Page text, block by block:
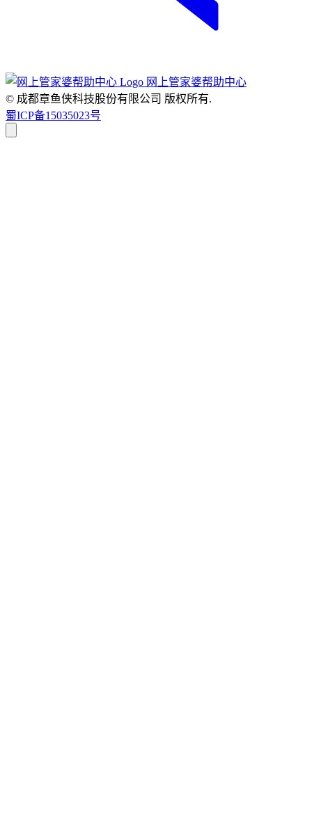
网上管家婆帮助中心
© 成都章鱼侠科技股份有限公司 版权所有.
蜀ICP备15035023号